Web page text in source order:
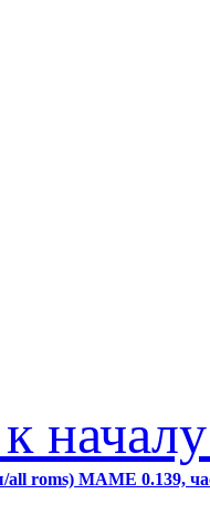
roms) MAME 0.139,